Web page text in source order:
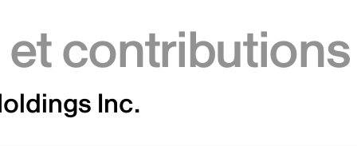
contributions
Inc.